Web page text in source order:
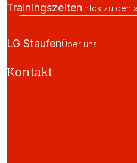
TrainingszeitenInfos zu den
LG StaufenÜber uns
Kontakt